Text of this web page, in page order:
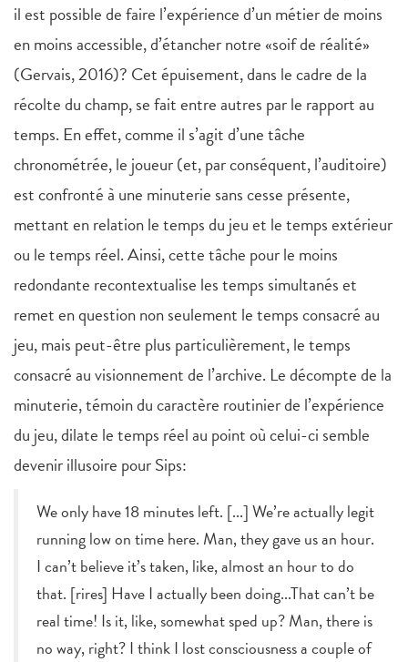
il est possible de faire l’expérience d’un métier de moins
en moins accessible, d’étancher notre «soif de réalité»
(Gervais, 2016)? Cet épuisement, dans le cadre de la
récolte du champ, se fait entre autres par le rapport au
temps. En effet, comme il s’agit d’une tâche
chronométrée, le joueur (et, par conséquent, l’auditoire)
est confronté à une minuterie sans cesse présente,
mettant en relation le temps du jeu et le temps extérieur
ou le temps réel. Ainsi, cette tâche pour le moins
redondante recontextualise les temps simultanés et
remet en question non seulement le temps consacré au
jeu, mais peut-être plus particulièrement, le temps
consacré au visionnement de l’archive. Le décompte de la
minuterie, témoin du caractère routinier de l’expérience
du jeu, dilate le temps réel au point où celui-ci semble
devenir illusoire pour Sips:
We only have 18 minutes left. [...] We’re actually legit
running low on time here. Man, they gave us an hour.
I can’t believe it’s taken, like, almost an hour to do
that. [rires] Have I actually been doing...That can’t be
real time! Is it, like, somewhat sped up? Man, there is
no way, right? I think I lost consciousness a couple of